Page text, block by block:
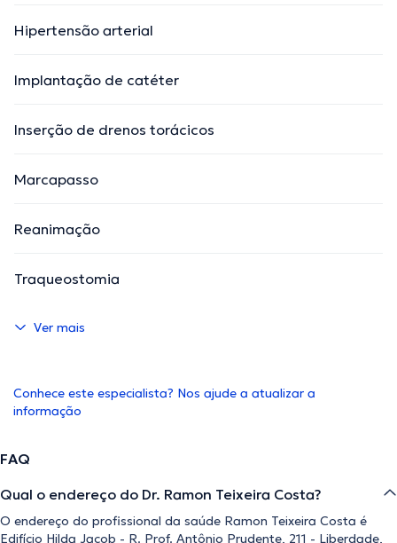
Hipertensão arterial
Implantação de catéter
Inserção de drenos torácicos
Marcapasso
Reanimação
Traqueostomia
Ver mais
Conhece este especialista? Nos ajude a atualizar a
informação
FAQ
Qual o endereço do Dr. Ramon Teixeira Costa?
O endereço do profissional da saúde Ramon Teixeira Costa é
Edifício Hilda Jacob - R. Prof. Antônio Prudente, 211 - Liberdade,